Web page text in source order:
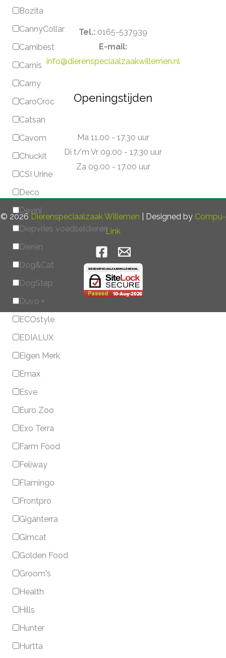
Bozita
CannyCollar
Carnibest
Carnis
Carny
CaroCroc
Catsan
Cavom
Chuckit
CSI Urine
Deco
Devini
Diepvries voedseldieren
Dieren
Dog&Cat
DogStep
Duvo +
ECOstyle
EDIALUX
Eigen Merk
Emax
Esve
Euro Zoo
Exo Terra
Farm Food
Feliway
Flamingo
Frontpro
Giganterra
Gimcat
Golden Food
Groom's
Health
Hills
Hunter
Hurtta
Tel.: 0165-537939
E-mail:
info@dierenspeciaalzaakwillemen.nl
Openingstijden
Ma 11.00 - 17.30 uur
Di t/m Vr 09.00 - 17.30 uur
Za 09.00 - 17.00 uur
© 2026 Dierenspeciaalzaak Willemen | Designed by Compu-
Link